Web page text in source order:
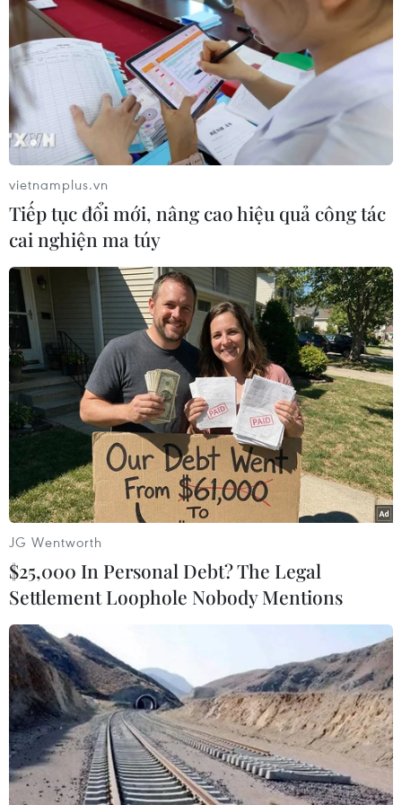
TIN LIÊN QUAN
Việc bắt buộc đeo khẩu trang giúp giảm
72% ca mắc tại trường học Mỹ
11/03/2022 09:32
CDC đã khuyến nghị đeo khẩu trang trong không gian
kín ở những khu vực có tỷ lệ lây nhiễm cao trong cộng
đồng và đưa ra những biện pháp phòng dịch tương tự
cho môi trường học đường.
vietnamplus.vn
Tiếp tục đổi mới, nâng cao hiệu quả công tác
cai nghiện ma túy
JG Wentworth
$25,000 In Personal Debt? The Legal
Settlement Loophole Nobody Mentions